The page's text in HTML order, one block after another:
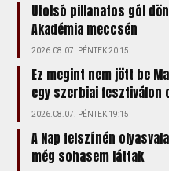
Utolsó pillanatos gól
Akadémia meccsén
2026.08.07. PÉNTEK 20:15
Ez megint nem jött be
egy szerbiai fesztiválon
2026.08.07. PÉNTEK 19:15
A Nap felszínén
még sohasem láttak